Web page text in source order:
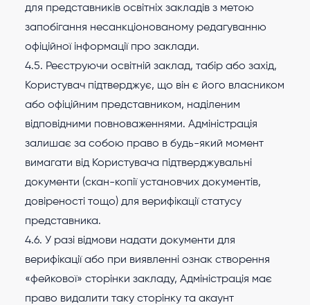
для представників освітніх закладів з метою
запобігання несанкціонованому редагуванню
офіційної інформації про заклади.
4.5. Реєструючи освітній заклад, табір або захід,
Користувач підтверджує, що він є його власником
або офіційним представником, наділеним
відповідними повноваженнями. Адміністрація
залишає за собою право в будь-який момент
вимагати від Користувача підтверджувальні
документи (скан-копії установчих документів,
довіреності тощо) для верифікації статусу
представника.
4.6. У разі відмови надати документи для
верифікації або при виявленні ознак створення
«фейкової» сторінки закладу, Адміністрація має
право видалити таку сторінку та акаунт